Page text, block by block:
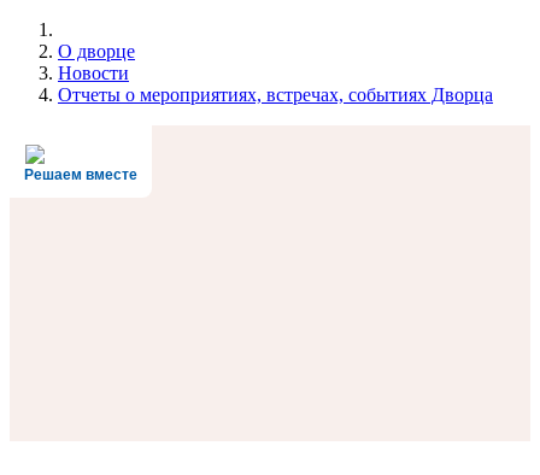
О дворце
Новости
Отчеты о мероприятиях, встречах, событиях Дворца
Решаем вместе